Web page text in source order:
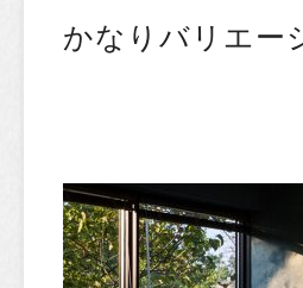
かなりバリエー